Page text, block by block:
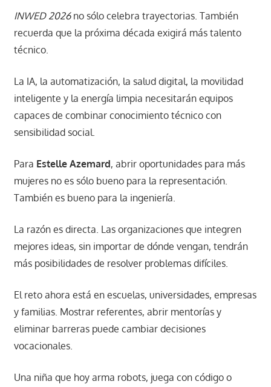
INWED 2026no sólo celebra trayectorias. También
recuerda que la próxima década exigirá más talento
técnico.
La IA, la automatización, la salud digital, la movilidad
inteligente y la energía limpia necesitarán equipos
capaces de combinar conocimiento técnico con
sensibilidad social.
Para Estelle Azemard, abrir oportunidades para más
mujeres no es sólo bueno para la representación.
También es bueno para la ingeniería.
La razón es directa. Las organizaciones que integren
mejores ideas, sin importar de dónde vengan, tendrán
más posibilidades de resolver problemas difíciles.
El reto ahora está en escuelas, universidades, empresas
y familias. Mostrar referentes, abrir mentorías y
eliminar barreras puede cambiar decisiones
vocacionales.
Una niña que hoy arma robots, juega con código o